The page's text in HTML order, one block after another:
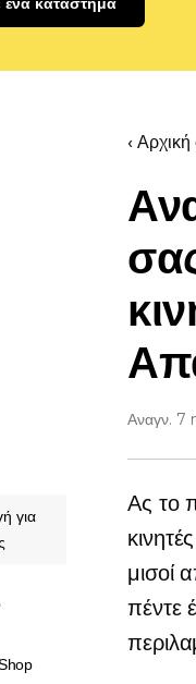
‹
Αναγν. 7
Ας το
μισοί
πέντε
για